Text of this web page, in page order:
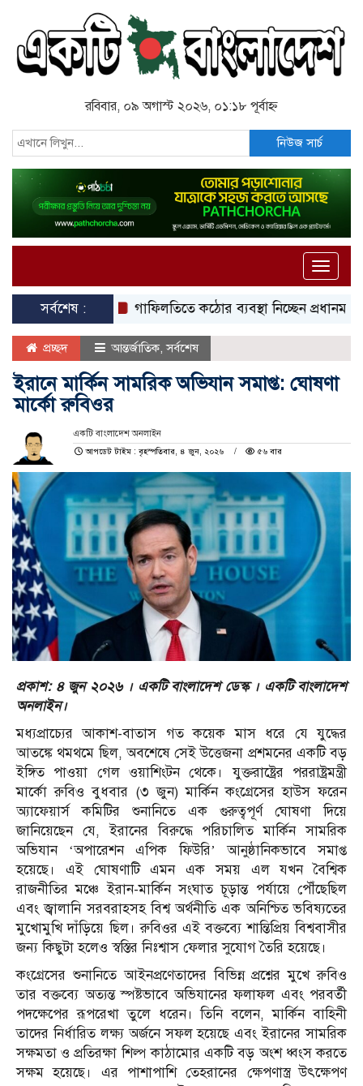
রবিবার, ০৯ অগাস্ট ২০২৬, ০১:১৮ পূর্বাহ্ন
নিউজ সার্চ
Toggle
সর্বশেষ :গাফিলতিতে কঠোর ব্যবস্থা নিচ্ছেন প্রধানমন্ত্রী: রিজভী
প্রচ্ছদ আন্তর্জাতিক,সর্বশেষ
ইরানে মার্কিন সামরিক অভিযান সমাপ্ত: ঘোষণা
মার্কো রুবিওর
একটি বাংলাদেশ অনলাইন
আপডেট টাইম : বৃহস্পতিবার, ৪ জুন, ২০২৬
৫৬ বার
প্রকাশ: ৪ জুন ২০২৬ । একটি বাংলাদেশ ডেস্ক । একটি বাংলাদেশ
অনলাইন।
মধ্যপ্রাচ্যের আকাশ-বাতাস গত কয়েক মাস ধরে যে যুদ্ধের
আতঙ্কে থমথমে ছিল, অবশেষে সেই উত্তেজনা প্রশমনের একটি বড়
ইঙ্গিত পাওয়া গেল ওয়াশিংটন থেকে। যুক্তরাষ্ট্রের পররাষ্ট্রমন্ত্রী
মার্কো রুবিও বুধবার (৩ জুন) মার্কিন কংগ্রেসের হাউস ফরেন
অ্যাফেয়ার্স কমিটির শুনানিতে এক গুরুত্বপূর্ণ ঘোষণা দিয়ে
জানিয়েছেন যে, ইরানের বিরুদ্ধে পরিচালিত মার্কিন সামরিক
অভিযান ‘অপারেশন এপিক ফিউরি’ আনুষ্ঠানিকভাবে সমাপ্ত
হয়েছে। এই ঘোষণাটি এমন এক সময় এল যখন বৈশ্বিক
রাজনীতির মঞ্চে ইরান-মার্কিন সংঘাত চূড়ান্ত পর্যায়ে পৌঁছেছিল
এবং জ্বালানি সরবরাহসহ বিশ্ব অর্থনীতি এক অনিশ্চিত ভবিষ্যতের
মুখোমুখি দাঁড়িয়ে ছিল। রুবিওর এই বক্তব্যে শান্তিপ্রিয় বিশ্ববাসীর
জন্য কিছুটা হলেও স্বস্তির নিঃশ্বাস ফেলার সুযোগ তৈরি হয়েছে।
কংগ্রেসের শুনানিতে আইনপ্রণেতাদের বিভিন্ন প্রশ্নের মুখে রুবিও
তার বক্তব্যে অত্যন্ত স্পষ্টভাবে অভিযানের ফলাফল এবং পরবর্তী
পদক্ষেপের রূপরেখা তুলে ধরেন। তিনি বলেন, মার্কিন বাহিনী
তাদের নির্ধারিত লক্ষ্য অর্জনে সফল হয়েছে এবং ইরানের সামরিক
সক্ষমতা ও প্রতিরক্ষা শিল্প কাঠামোর একটি বড় অংশ ধ্বংস করতে
সক্ষম হয়েছে। এর পাশাপাশি তেহরানের ক্ষেপণাস্ত্র উৎক্ষেপণ